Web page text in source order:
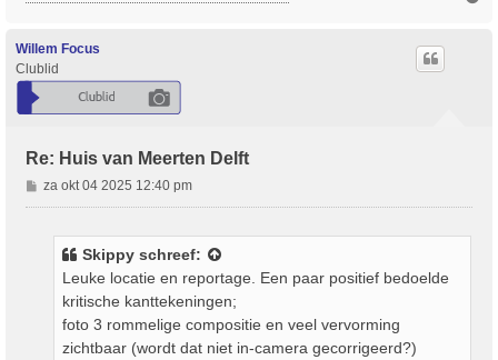
Willem Focus
Clublid
Re: Huis van Meerten Delft
B
e
za okt 04 2025 12:40 pm
Skippy schreef:
Leuke locatie en reportage. Een paar positief bedoelde
kritische kanttekeningen;
foto 3 rommelige compositie en veel vervorming
zichtbaar (wordt dat niet in-camera gecorrigeerd?)